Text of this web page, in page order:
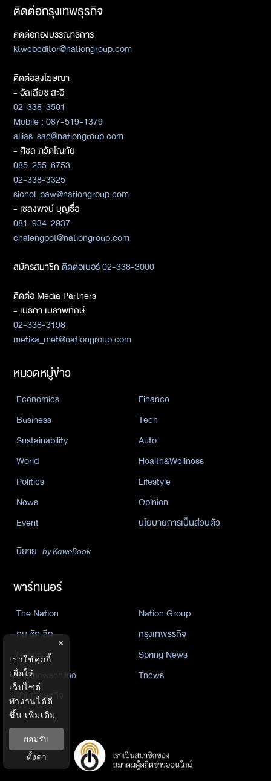
ติดต่อกรุงเทพธุรกิจ
ติดต่อกองบรรณาธิการ
ktwebeditor@nationgroup.com
ติดต่อลงโฆษณา
- อัลเลียซ สะอิ
02-338-3561
Mobile : 087-519-1379
allias_sae@nationgroup.com
- ศิชล ภวัตโณทัย
085-255-6753
02-338-3325
sichol_paw@nationgroup.com
- เชลงพจน์ บุญซื่อ
081-934-2937
chalengpot@nationgroup.com
สมัครสมาชิกติดต่อเบอร์ 02-338-3000
ติดต่อ Media Partners
- เมธิกา เมธาพิทักษ์
02-338-3198
metika_met@nationgroup.com
หมวดหมู่ข่าว
Economics
Finance
Business
Tech
Sustainability
Auto
World
Health&Wellness
Politics
Lifestyle
News
Opinion
Event
นโยบายการเป็นส่วนตัว
นิยาย by KaweBook
พาร์ทเนอร์
The Nation
Nation Group
คม ชัด ลึก
กรุงเทพธุรกิจ
Nation
Spring News
Thainewsonline
Tnews
ฐานเศรษฐกิจ
×
เราใช้คุกกี้
เพื่อให้
เว็บไซต์
ทำงานได้ดี
ขึ้น เพิ่มเติม
ยอมรับ
ตั้งค่า